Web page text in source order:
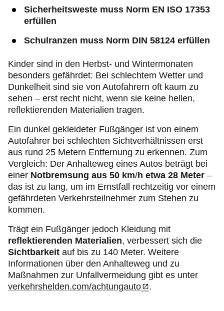
Sicherheitsweste muss Norm EN ISO 17353
erfüllen
Schulranzen muss Norm DIN 58124 erfüllen
Kinder sind in den Herbst- und Wintermonaten
besonders gefährdet: Bei schlechtem Wetter und
Dunkelheit sind sie von Autofahrern oft kaum zu
sehen – erst recht nicht, wenn sie keine hellen,
reflektierenden Materialien tragen.
Ein dunkel gekleideter Fußgänger ist von einem
Autofahrer bei schlechten Sichtverhältnissen erst
aus rund 25 Metern Entfernung zu erkennen. Zum
Vergleich: Der Anhalteweg eines Autos beträgt bei
einer Notbremsung aus 50 km/h etwa 28 Meter –
das ist zu lang, um im Ernstfall rechtzeitig vor einem
gefährdeten Verkehrsteilnehmer zum Stehen zu
kommen.
Trägt ein Fußgänger jedoch Kleidung mit
reflektierenden Materialien, verbessert sich die
Sichtbarkeit auf bis zu 140 Meter. Weitere
Informationen über den Anhalteweg und zu
Maßnahmen zur Unfallvermeidung gibt es unter
verkehrshelden.com/achtungauto
.